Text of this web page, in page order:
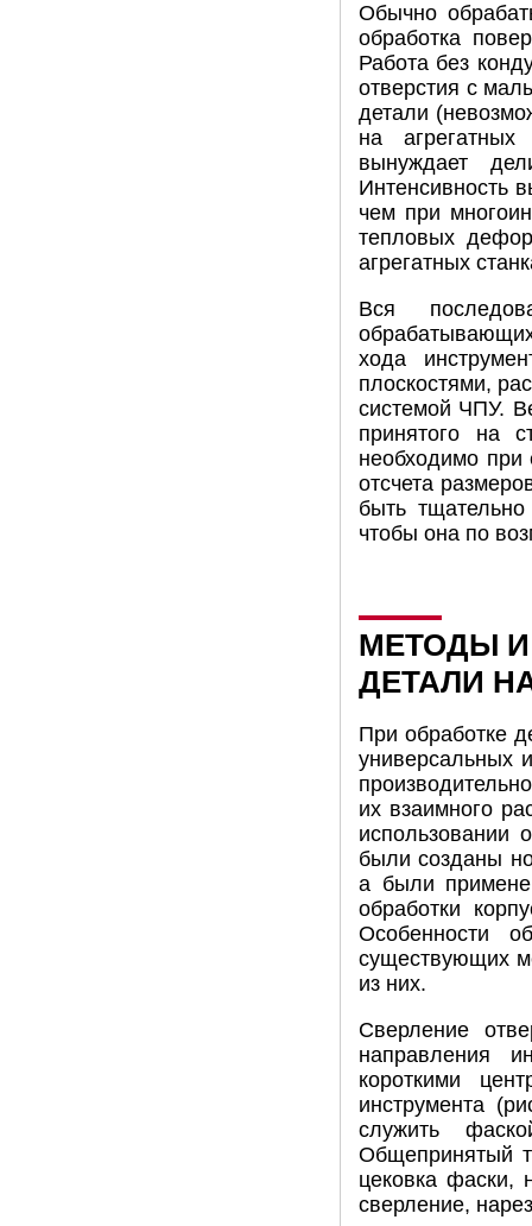
Обычно
обработка
Работа без
отверстия с
детали
на
вынуждает
Интенсивность
чем при
тепловых
агрегатных
Вся
хода
плоскостями,
системой ЧПУ.
принятого на
необходимо при
отсчета
быть
чтобы она по
МЕТОДЫ
ДЕТАЛИ
При обработке
универсальных
их взаимного
использовании
были созданы
а были
обработки
Особенности
существующих
из них.
Сверление
направления
короткими
инструмента
служить
Общепринятый
цековка фаски,
сверление,